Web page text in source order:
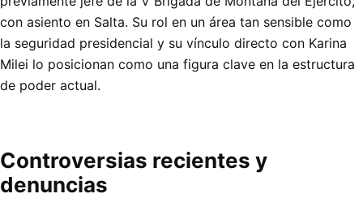
con asiento en Salta. Su rol en un área tan sensible como
la seguridad presidencial y su vínculo directo con Karina
Milei lo posicionan como una figura clave en la estructura
de poder actual.
Controversias recientes y
denuncias